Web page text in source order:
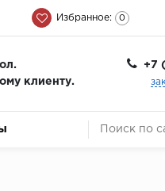
Избранное: 0
клиенту.
+7